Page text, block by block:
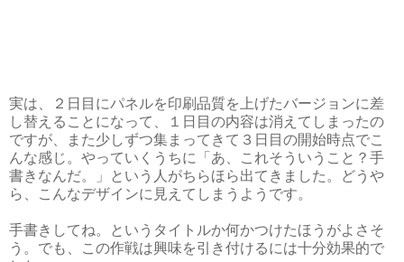
実は、２日目にパネルを印刷品質を上げたバージョンに差
し替えることになって、１日目の内容は消えてしまったの
ですが、また少しずつ集まってきて３日目の開始時点でこ
んな感じ。やっていくうちに「あ、これそういうこと？手
書きなんだ。」という人がちらほら出てきました。どうや
ら、こんなデザインに見えてしまうようです。
手書きしてね。というタイトルか何かつけたほうがよさそ
う。でも、この作戦は興味を引き付けるには十分効果的で